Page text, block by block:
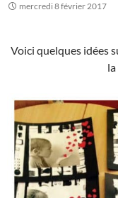
mercredi 8 février 2017
Voici quelques idées